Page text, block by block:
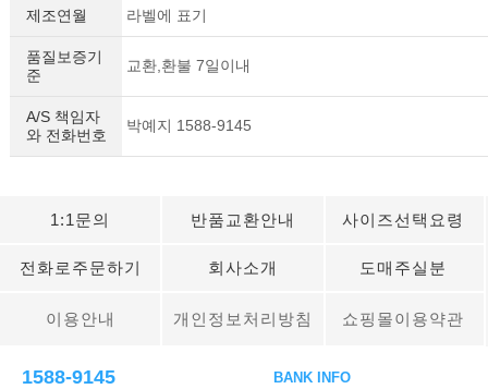
제조연월 라벨에 표기
품질보증기
준
교환,환불 7일이내
A/S 책임자
와 전화번호
박예지 1588-9145
1:1문의 반품교환안내 사이즈선택요령
전화로주문하기 회사소개 도매주실분
이용안내 개인정보처리방침 쇼핑몰이용약관
1588-9145 BANK INFO